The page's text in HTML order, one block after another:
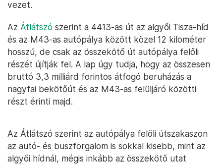
vezet.
Az Átlátszó szerint a 4413-as út az algyői Tisza-híd
és az M43-as autópálya között közel 12 kilométer
hosszú, de csak az összekötő út autópálya felőli
részét újítják fel. A lap úgy tudja, hogy az összesen
bruttó 3,3 milliárd forintos átfogó beruházás a
nagyfai bekötőút és az M43-as felüljáró közötti
részt érinti majd.
Az Átlátszó szerint az autópálya felőli útszakaszon
az autó- és buszforgalom is sokkal kisebb, mint az
algyői hídnál, mégis inkább az összekötő utat